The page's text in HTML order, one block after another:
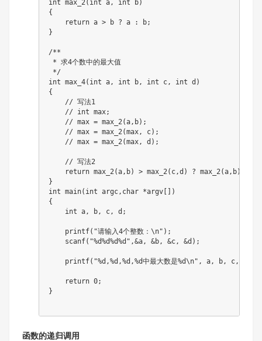
int max_2( int a, int b)
{
return a > b ? a : b;
}
/**
* 求4个数中的最大值
*/
int max_4( int a, int b, int c, int d )
{
// 写法1
// int max;
// max = max_2(a,b);
// max = max_2(max, c);
// max = max_2(max, d);
// 写法2
return max_2(a, b) > max_2( c,d ) ? max_2(a, b)
}
int main( int argc, char *argv
)
{
int a, b, c, d ;
printf( "请输入4个整数：\n" ) ;
scanf( "%d%d%d%d" ,&a, &b, &c, &d ) ;
printf( "%d,%d,%d,%d中最大数是%d\n" , a, b, c,
return 0;
}
函数的递归调用